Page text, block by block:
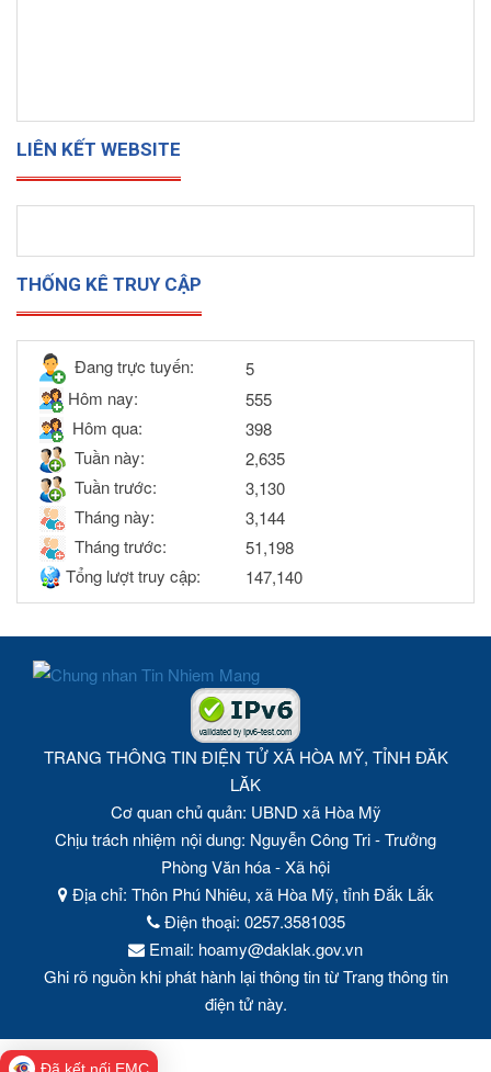
LIÊN KẾT WEBSITE
THỐNG KÊ TRUY CẬP
Đang trực tuyến:
5
Hôm nay:
555
Hôm qua:
398
Tuần này:
2,635
Tuần trước:
3,130
Tháng này:
3,144
Tháng trước:
51,198
Tổng lượt truy cập:
147,140
TRANG THÔNG TIN ĐIỆN TỬ XÃ HÒA MỸ, TỈNH ĐĂK
LĂK
Cơ quan chủ quản: UBND xã Hòa Mỹ
Chịu trách nhiệm nội dung: Nguyễn Công Tri - Trưởng
Phòng Văn hóa - Xã hội
Địa chỉ: Thôn Phú Nhiêu, xã Hòa Mỹ, tỉnh Đắk Lắk
Điện thoại: 0257.3581035
Email: hoamy@daklak.gov.vn
Ghi rõ nguồn khi phát hành lại thông tin từ Trang thông tin
điện tử này.